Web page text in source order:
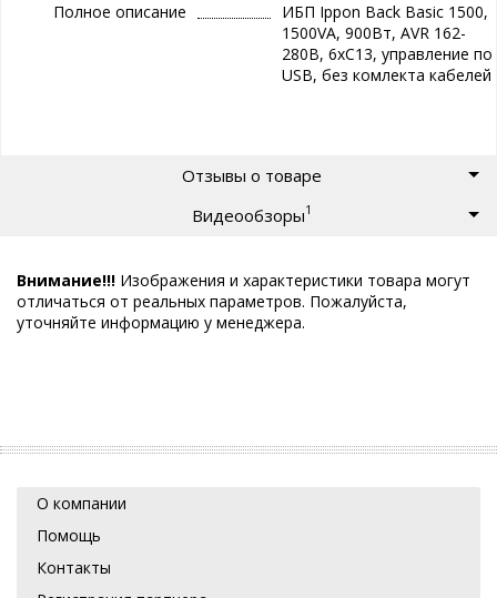
Полное описание
ИБП Ippon Back Basic 1500,
1500VA, 900Вт, AVR 162-
280В, 6хС13, управление по
USB, без комлекта кабелей
Отзывы о товаре
Видеообзоры1
Внимание!!! Изображения и характеристики товара могут
отличаться от реальных параметров. Пожалуйста,
уточняйте информацию у менеджера.
О компании
Помощь
Контакты